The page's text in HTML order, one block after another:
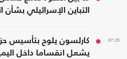
التباين الإسرائيلي بشأن
07:25
كارلسون يلوح بتأسيس
يشعل انقساما داخل